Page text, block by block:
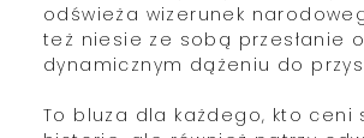
odświeża wizerunek
też niesie ze sobą przesłanie
dynamicznym dążeniu do
To bluza dla każdego, kto ceni